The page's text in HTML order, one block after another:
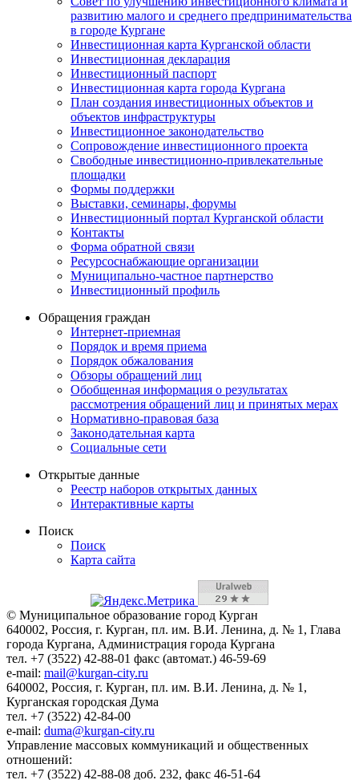
развитию малого и среднего предпринимательства
в городе Кургане
Инвестиционная карта Курганской области
Инвестиционная декларация
Инвестиционный паспорт
Инвестиционная карта города Кургана
План создания инвестиционных объектов и
объектов инфраструктуры
Инвестиционное законодательство
Сопровождение инвестиционного проекта
Свободные инвестиционно-привлекательные
площадки
Формы поддержки
Выставки, семинары, форумы
Инвестиционный портал Курганской области
Контакты
Форма обратной связи
Ресурсоснабжающие организации
Муниципально-частное партнерство
Инвестиционный профиль
Обращения граждан
Интернет-приемная
Порядок и время приема
Порядок обжалования
Обзоры обращений лиц
Обобщенная информация о результатах
рассмотрения обращений лиц и принятых мерах
Нормативно-правовая база
Законодательная карта
Социальные сети
Открытые данные
Реестр наборов открытых данных
Интерактивные карты
Поиск
Поиск
Карта сайта
© Муниципальное образование город Курган
640002, Россия, г. Курган, пл. им. В.И. Ленина, д. № 1, Глава
города Кургана, Администрация города Кургана
тел. +7 (3522) 42-88-01 факс (автомат.) 46-59-69
e-mail: mail@kurgan-city.ru
640002, Россия, г. Курган, пл. им. В.И. Ленина, д. № 1,
Курганская городская Дума
тел. +7 (3522) 42-84-00
e-mail: duma@kurgan-city.ru
Управление массовых коммуникаций и общественных
отношений:
тел. +7 (3522) 42-88-08 доб. 232, факс 46-51-64